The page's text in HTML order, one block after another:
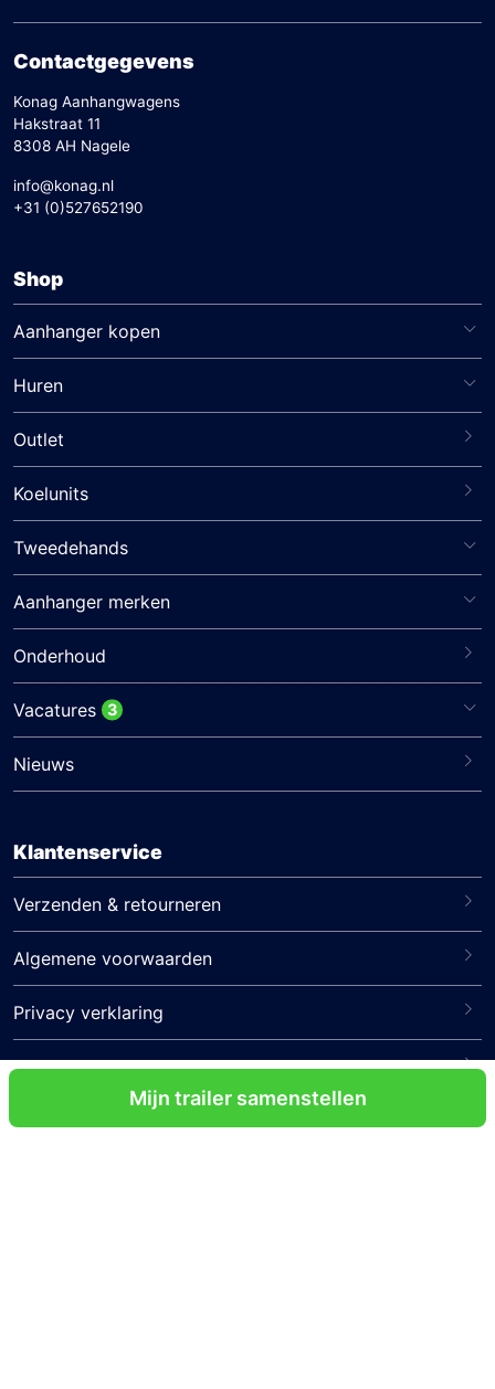
Mijn trailer samenstellen
Contactgegevens
Konag Aanhangwagens
Hakstraat 11
8308 AH Nagele
info@konag.nl
+31 (0)527652190
Shop
Aanhanger kopen
Huren
Outlet
Koelunits
Tweedehands
Aanhanger merken
Onderhoud
Vacatures 3
Nieuws
Klantenservice
Verzenden & retourneren
Algemene voorwaarden
Privacy verklaring
Disclaimer